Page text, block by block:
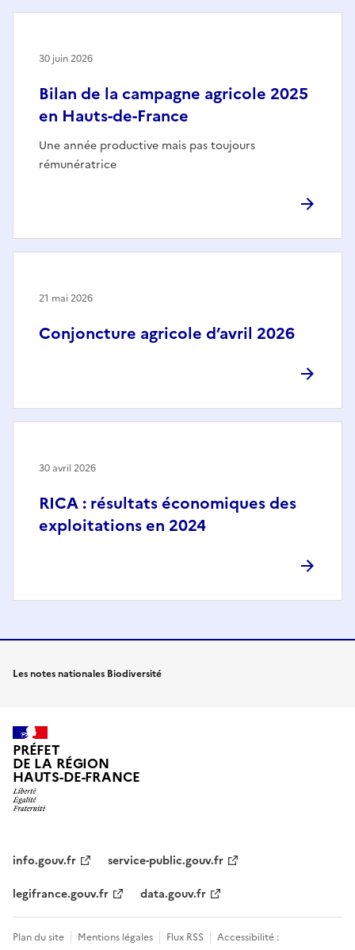
Bilan de la campagne agricole 2025
en Hauts-de-France
Une année productive mais pas toujours
rémunératrice
30 juin 2026
Conjoncture agricole d’avril 2026
21 mai 2026
RICA : résultats économiques des
exploitations en 2024
30 avril 2026
Les notes nationales Biodiversité
PRÉFET
DE LA RÉGION
HAUTS-DE-FRANCE
info.gouv.fr
service-public.gouv.fr
legifrance.gouv.fr
data.gouv.fr
Plan du site Mentions légales Flux RSS Accessibilité :